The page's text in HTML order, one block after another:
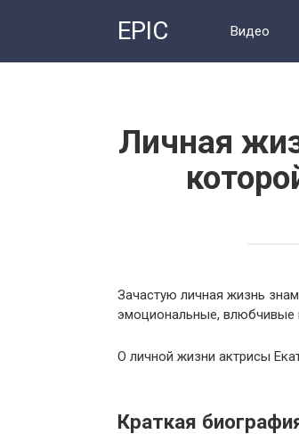
EPIC Видео
Личная
Зачастую личная жизнь
эмоциональные, влюбчивые
О личной жизни актрисы
Краткая